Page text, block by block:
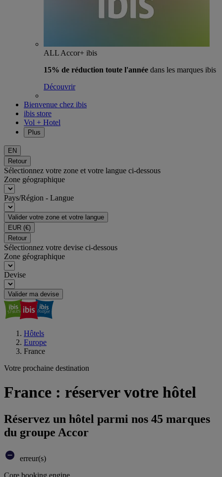
ALL Accor+ ibis
15% de réduction toute l'année dans les marques ibis
Découvrir
Bienvenue chez ibis
ibis store
Vol + Hotel
Plus
EN
Retour
Sélectionnez votre zone et votre langue ci-dessous
Zone géographique
Pays/Région - Langue
Valider votre zone et votre langue
EUR (€)
Retour
Sélectionnez votre devise ci-dessous
Zone géographique
Devise
Valider ma devise
Hôtels
Europe
France
Votre prochaine destination
France : réserver votre hôtel
Réservez un hôtel parmi nos 45 marques
du groupe Accor
erreur(s)
Core booking engine